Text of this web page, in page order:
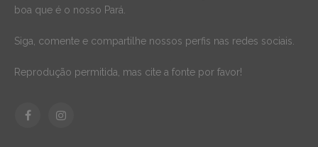
boa que é o nosso Pará.
Siga, comente e compartilhe nossos perfis nas redes sociais.
Reprodução permitida, mas cite a fonte por favor!
FacebookInstagram